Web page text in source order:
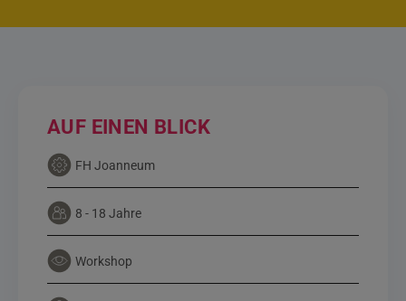
AUF EINEN BLICK
FH Joanneum
8 - 18 Jahre
Workshop